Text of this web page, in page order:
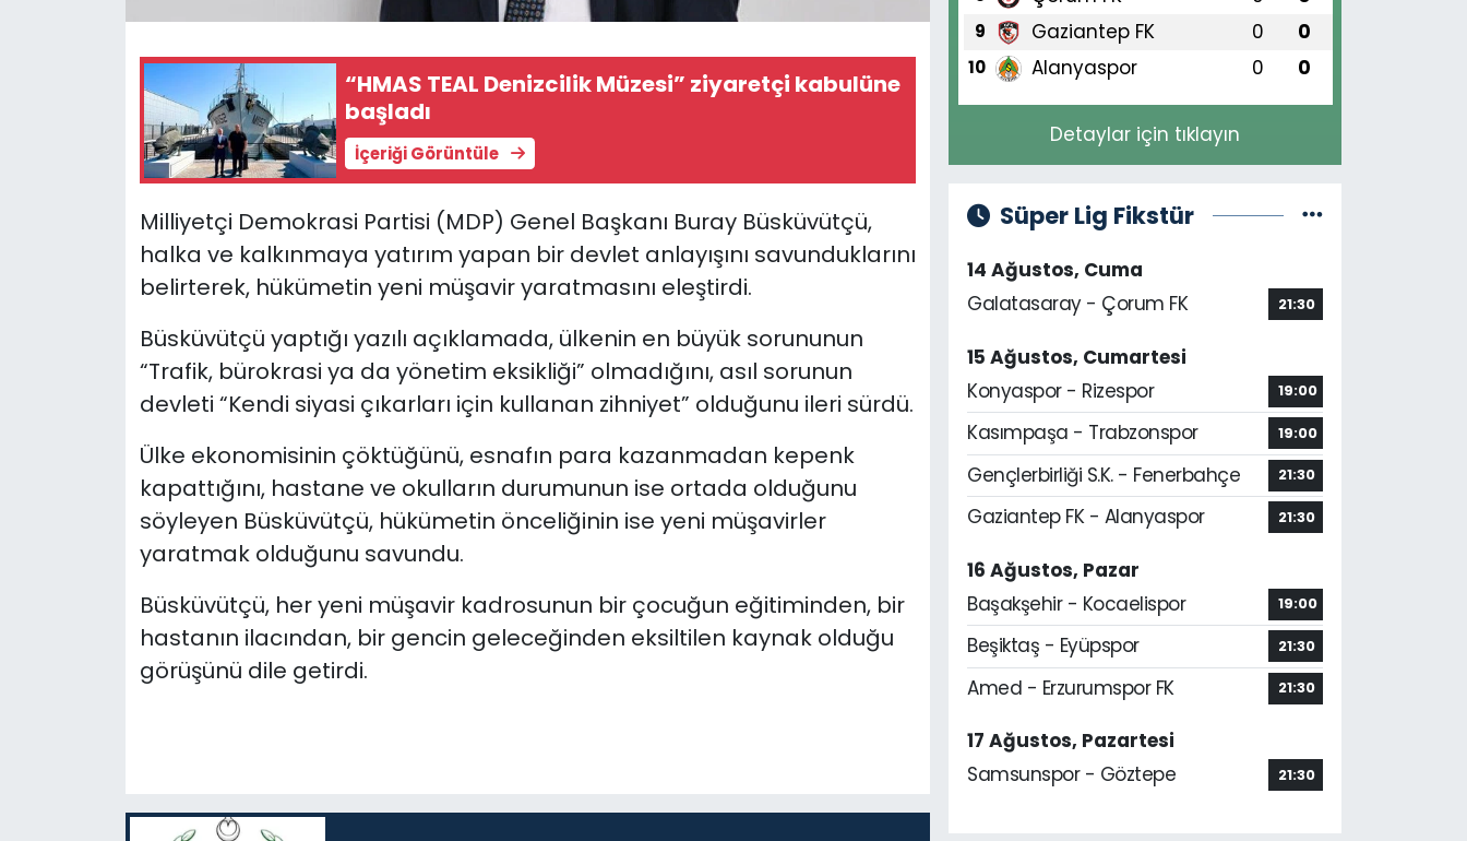
“HMAS TEAL Denizcilik Müzesi” ziyaretçi kabulüne
başladı
İçeriği Görüntüle
Milliyetçi Demokrasi Partisi (MDP) Genel Başkanı Buray Büsküvütçü,
halka ve kalkınmaya yatırım yapan bir devlet anlayışını savunduklarını
belirterek, hükümetin yeni müşavir yaratmasını eleştirdi.
Büsküvütçü yaptığı yazılı açıklamada, ülkenin en büyük sorununun
“Trafik, bürokrasi ya da yönetim eksikliği” olmadığını, asıl sorunun
devleti “Kendi siyasi çıkarları için kullanan zihniyet” olduğunu ileri sürdü.
Ülke ekonomisinin çöktüğünü, esnafın para kazanmadan kepenk
kapattığını, hastane ve okulların durumunun ise ortada olduğunu
söyleyen Büsküvütçü, hükümetin önceliğinin ise yeni müşavirler
yaratmak olduğunu savundu.
Büsküvütçü, her yeni müşavir kadrosunun bir çocuğun eğitiminden, bir
hastanın ilacından, bir gencin geleceğinden eksiltilen kaynak olduğu
görüşünü dile getirdi.
9 Gaziantep FK 0 0
10 Alanyaspor 0 0
Detaylar için tıklayın
Süper Lig Fikstür
14 Ağustos, Cuma
Galatasaray - Çorum FK
21:30
15 Ağustos, Cumartesi
Konyaspor - Rizespor
19:00
Kasımpaşa - Trabzonspor 19:00
Gençlerbirliği S.K. - Fenerbahçe 21:30
Gaziantep FK - Alanyaspor 21:30
16 Ağustos, Pazar
Başakşehir - Kocaelispor
19:00
Beşiktaş - Eyüpspor 21:30
Amed - Erzurumspor FK 21:30
17 Ağustos, Pazartesi
Samsunspor - Göztepe
21:30
Teknoloji
Video Galeri